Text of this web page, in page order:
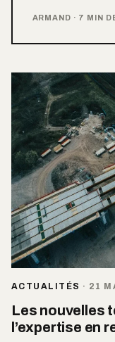
ARMAND · 7 MIN
ACTUALITÉS · 21
Les nouvelles
l’expertise en